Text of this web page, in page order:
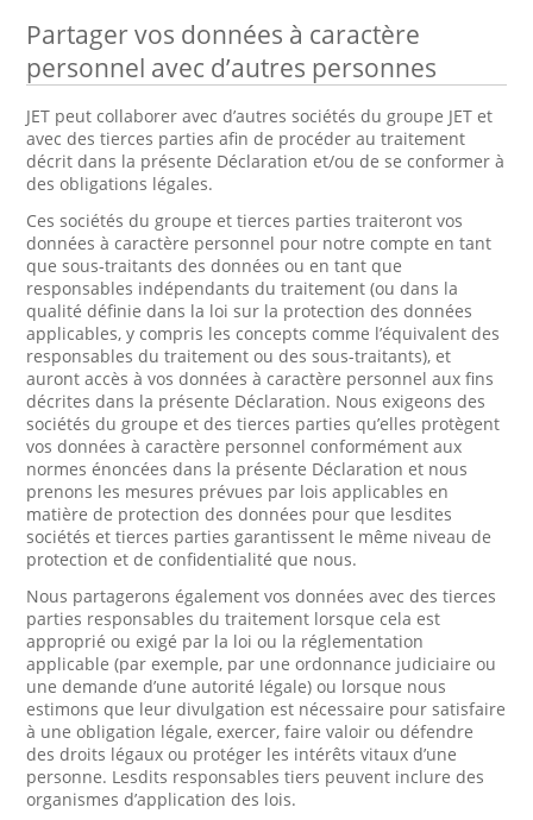
Partager vos données à caractère
personnel avec d’autres personnes
JET peut collaborer avec d’autres sociétés du groupe JET et
avec des tierces parties afin de procéder au traitement
décrit dans la présente Déclaration et/ou de se conformer à
des obligations légales.
Ces sociétés du groupe et tierces parties traiteront vos
données à caractère personnel pour notre compte en tant
que sous-traitants des données ou en tant que
responsables indépendants du traitement (ou dans la
qualité définie dans la loi sur la protection des données
applicables, y compris les concepts comme l’équivalent des
responsables du traitement ou des sous-traitants), et
auront accès à vos données à caractère personnel aux fins
décrites dans la présente Déclaration. Nous exigeons des
sociétés du groupe et des tierces parties qu’elles protègent
vos données à caractère personnel conformément aux
normes énoncées dans la présente Déclaration et nous
prenons les mesures prévues par lois applicables en
matière de protection des données pour que lesdites
sociétés et tierces parties garantissent le même niveau de
protection et de confidentialité que nous.
Nous partagerons également vos données avec des tierces
parties responsables du traitement lorsque cela est
approprié ou exigé par la loi ou la réglementation
applicable (par exemple, par une ordonnance judiciaire ou
une demande d’une autorité légale) ou lorsque nous
estimons que leur divulgation est nécessaire pour satisfaire
à une obligation légale, exercer, faire valoir ou défendre
des droits légaux ou protéger les intérêts vitaux d’une
personne. Lesdits responsables tiers peuvent inclure des
organismes d’application des lois.